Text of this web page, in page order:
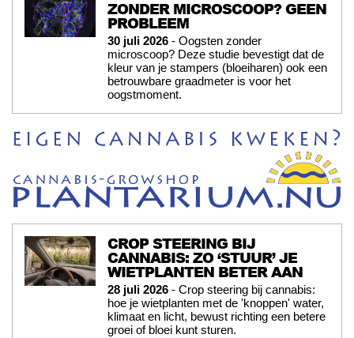
ZONDER MICROSCOOP? GEEN
PROBLEEM
30 juli 2026 - Oogsten zonder
microscoop? Deze studie bevestigt dat de
kleur van je stampers (bloeiharen) ook een
betrouwbare graadmeter is voor het
oogstmoment.
CROP STEERING BIJ
CANNABIS: ZO ‘STUUR’ JE
WIETPLANTEN BETER AAN
28 juli 2026 - Crop steering bij cannabis:
hoe je wietplanten met de 'knoppen' water,
klimaat en licht, bewust richting een betere
groei of bloei kunt sturen.